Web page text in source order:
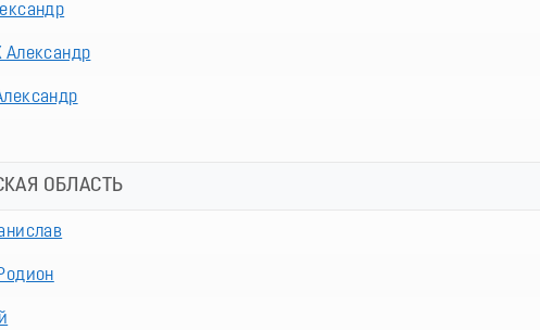
ОБЛАСТЬ